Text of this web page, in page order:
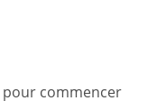
pour commencer